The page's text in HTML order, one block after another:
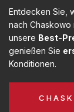
Entdecken Sie,
nach Chaskowo
unsere Best-
genießen Sie
Konditionen.